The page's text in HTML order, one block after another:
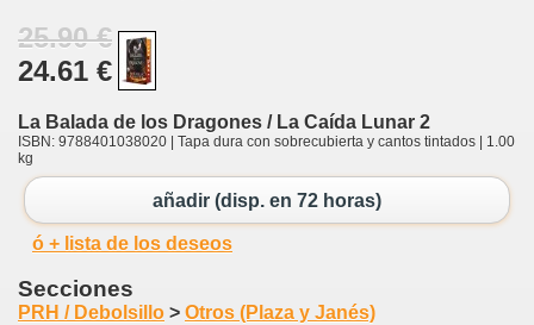
25.90 €
24.61 €
La Balada de los Dragones / La Caída Lunar 2
ISBN: 9788401038020 | Tapa dura con sobrecubierta y cantos tintados | 1.00
kg
añadir (disp. en 72 horas)
ó + lista de los deseos
Secciones
PRH / Debolsillo > Otros (Plaza y Janés)